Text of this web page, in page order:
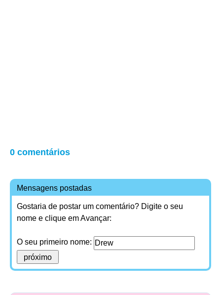
0 comentários
Mensagens postadas
Gostaria de postar um comentário? Digite o seu
nome e clique em Avançar:
O seu primeiro nome: